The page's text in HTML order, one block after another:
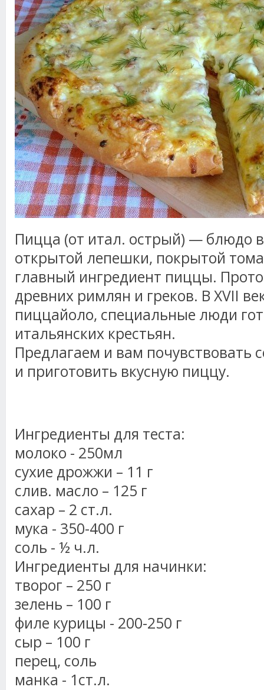
Пицца (от итал. острый) — блюдо
открытой лепешки, покрытой
главный ингредиент пиццы.
древних римлян и греков. В XVII
пиццайоло, специальные люди
итальянских крестьян.
Предлагаем и вам почувствовать
и приготовить вкусную пиццу.
Ингредиенты для теста:
молоко - 250мл
сухие дрожжи – 11 г
слив. масло – 125 г
сахар – 2 ст.л.
мука - 350-400 г
соль - ½ ч.л.
Ингредиенты для начинки:
творог – 250 г
зелень – 100 г
филе курицы - 200-250 г
сыр – 100 г
перец, соль
манка - 1ст.л.